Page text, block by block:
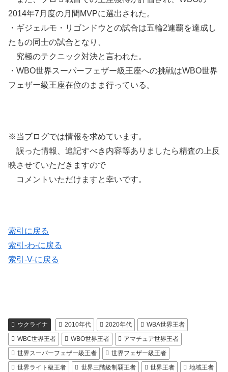
2014年7月度の月間MVPに選出された。
・ギジェルモ・リゴンドウとの試合は五輪2連覇を達成し
たもの同士の試合となり、
究極のテクニック対決と言われた。
・WBO世界スーパーフェザー級王座への挑戦はWBO世界
フェザー級王座在位のまま行っている。
※当ブログでは情報を求めています。
誤った情報、追記すべき内容等ありましたら精査の上反
映させていただきますので
コメントいただけますと幸いです。
索引に戻る
索引-わ-に戻る
索引-V-に戻る
ウクライナ 2010年代 2020年代
WBA世界王者
WBC世界王者
WBO世界王者
アマチュア世界王者
世界スーパーフェザー級王者
世界フェザー級王者
世界ライト級王者
世界三階級制覇王者 世界王者 地域王者